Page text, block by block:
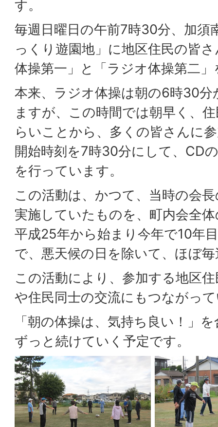
す。
毎週日曜日の午前7時30分、加須
っくり遊園地」に地区住民の皆
体操第一」と「ラジオ体操第二
本来、ラジオ体操は朝の6時30
ますが、この時間では朝早く、
らいことから、多くの皆さんに
開始時刻を7時30分にして、CD
を行っています。
この活動は、かつて、当時の会
実施していたものを、町内会全
平成25年から始まり今年で10年
で、悪天候の日を除いて、ほぼ
この活動により、参加する地区
や住民同士の交流にもつながっ
「朝の体操は、気持ち良い！」
ずっと続けていく予定です。